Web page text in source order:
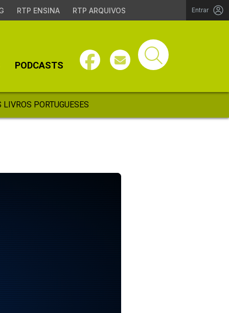
RTP ENSINA RTP ARQUIVOS Entrar
PODCASTS
LIVROS PORTUGUESES